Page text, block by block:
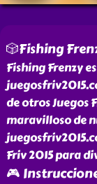
🎲Fishing
Fishing Frenzy
de otros Juegos
maravilloso de
Friv 2015 para
🎮